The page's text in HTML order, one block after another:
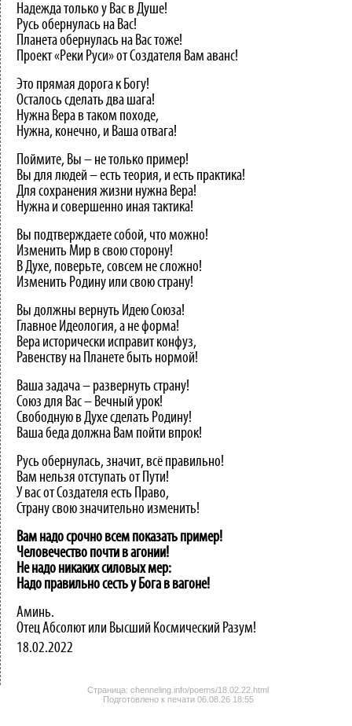
Надежда только у Вас в Душе!
Русь обернулась на Вас!
Планета обернулась на Вас тоже!
Проект «Реки Руси» от Создателя Вам аванс!
Это прямая дорога к Богу!
Осталось сделать два шага!
Нужна Вера в таком походе,
Нужна, конечно, и Ваша отвага!
Поймите, Вы – не только пример!
Вы для людей – есть теория, и есть практика!
Для сохранения жизни нужна Вера!
Нужна и совершенно иная тактика!
Вы подтверждаете собой, что можно!
Изменить Мир в свою сторону!
В Духе, поверьте, совсем не сложно!
Изменить Родину или свою страну!
Вы должны вернуть Идею Союза!
Главное Идеология, а не форма!
Вера исторически исправит конфуз,
Равенству на Планете быть нормой!
Ваша задача – развернуть страну!
Союз для Вас – Вечный урок!
Свободную в Духе сделать Родину!
Ваша беда должна Вам пойти впрок!
Русь обернулась, значит, всё правильно!
Вам нельзя отступать от Пути!
У вас от Создателя есть Право,
Страну свою значительно изменить!
Вам надо срочно всем показать пример!
Человечество почти в агонии!
Не надо никаких силовых мер:
Надо правильно сесть у Бога в вагоне!
Аминь.
Отец Абсолют или Высший Космический Разум!
18.02.2022
Страница: chenneling.info/poems/18.02.22.html
Подготовлено к печати 06.08.26 18:55